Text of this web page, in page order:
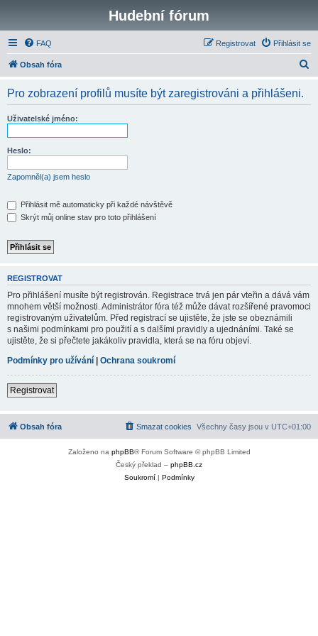
Hudební fórum
FAQ Přihlásit se
Registrovat
Obsah fóra
Pro zobrazení profilů musíte být zaregistrováni a přihlášeni.
Uživatelské jméno:
Heslo:
Zapomněl(a) jsem heslo
Přihlásit mě automaticky při každé návštěvě
Skrýt můj online stav pro toto přihlášení
REGISTROVAT
Pro přihlášení musíte být registrován. Registrace trvá jen pár vteřin a dává vám
mnohem větší možnosti. Administrátor fóra též může dávat rozšířené pravomoci
registrovaným uživatelům. Před registrací se ujistěte, že jste se obeznámili
s našimi podmínkami pro použití a s dalšími pravidly a ujednáními. Také se
ujistěte, že si přečtete jakákoliv pravidla, která se na fóru objeví.
Podmínky pro užívání | Ochrana soukromí
Registrovat
Obsah fóra Všechny časy jsou v UTC+01:00
Smazat cookies
Založeno na phpBB® Forum Software © phpBB Limited
Český překlad – phpBB.cz
Soukromí| Podmínky